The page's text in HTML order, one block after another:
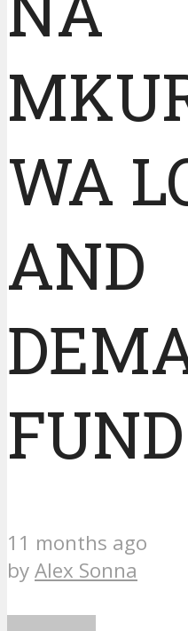
WA
AND
FUND
11 months ago
byAlex Sonna